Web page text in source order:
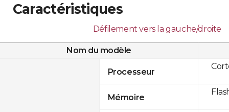
Caractéristiques
Défilement vers la gauche/droite
Nom du modèle
Processeur
Mémoire